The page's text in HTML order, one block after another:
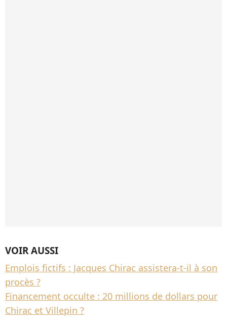
VOIR AUSSI
Emplois fictifs : Jacques Chirac assistera-t-il à son
procès ?
Financement occulte : 20 millions de dollars pour
Chirac et Villepin ?